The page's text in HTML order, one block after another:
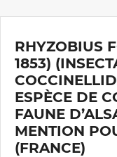
RHYZOBIUS
1853)
ESPÈCE DE
FAUNE
MENTION
(FRANCE)